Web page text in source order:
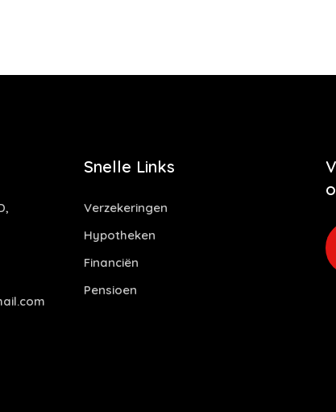
Snelle Links
Verzekeringen
Hypotheken
Financiën
Pensioen